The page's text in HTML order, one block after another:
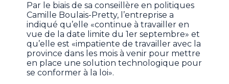
Par le biais de sa conseillère en politiques
Camille Boulais-Pretty, l’entreprise a
indiqué qu’elle «continue à travailler en
vue de la date limite du 1er septembre» et
qu’elle est «impatiente de travailler avec la
province dans les mois à venir pour mettre
en place une solution technologique pour
se conformer à la loi».